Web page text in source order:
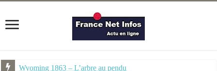
Wyoming 1863 – L’arbre au pendu